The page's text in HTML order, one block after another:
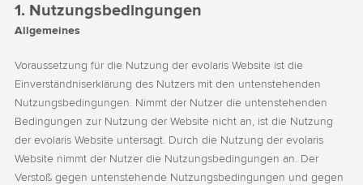
1. Nutzungsbedingungen
Allgemeines
Voraussetzung für die Nutzung der evolaris Website ist die
Einverständniserklärung des Nutzers mit den untenstehenden
Nutzungsbedingungen. Nimmt der Nutzer die untenstehenden
Bedingungen zur Nutzung der Website nicht an, ist die Nutzung
der evolaris Website untersagt. Durch die Nutzung der evolaris
Website nimmt der Nutzer die Nutzungsbedingungen an. Der
Verstoß gegen untenstehende Nutzungsbedingungen und gegen